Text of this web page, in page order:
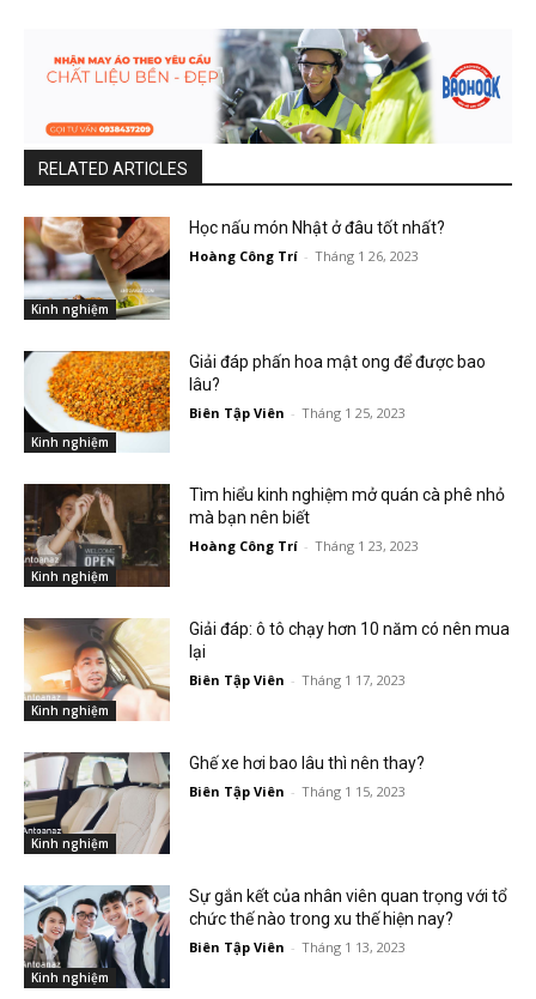
RELATED ARTICLES
Kinh nghiệm
Học nấu món Nhật ở đâu tốt nhất?
Hoàng Công Trí - Tháng 1 26, 2023
Kinh nghiệm
Giải đáp phấn hoa mật ong để được bao
lâu?
Biên Tập Viên - Tháng 1 25, 2023
Kinh nghiệm
Tìm hiểu kinh nghiệm mở quán cà phê nhỏ
mà bạn nên biết
Hoàng Công Trí - Tháng 1 23, 2023
Kinh nghiệm
Giải đáp: ô tô chạy hơn 10 năm có nên mua
lại
Biên Tập Viên - Tháng 1 17, 2023
Kinh nghiệm
Ghế xe hơi bao lâu thì nên thay?
Biên Tập Viên - Tháng 1 15, 2023
Kinh nghiệm
Sự gắn kết của nhân viên quan trọng với tổ
chức thế nào trong xu thế hiện nay?
Biên Tập Viên - Tháng 1 13, 2023